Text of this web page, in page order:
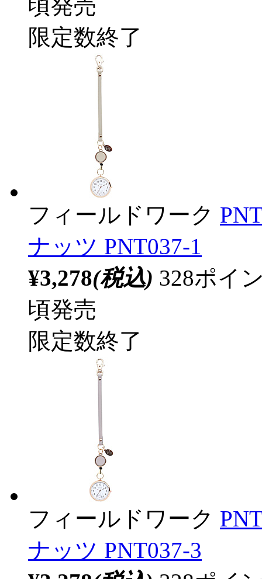
頃発売
限定数終了
フィールドワーク
ナッツ PNT037-1
¥3,278(税込) 328ポイ
頃発売
限定数終了
フィールドワーク
ナッツ PNT037-3